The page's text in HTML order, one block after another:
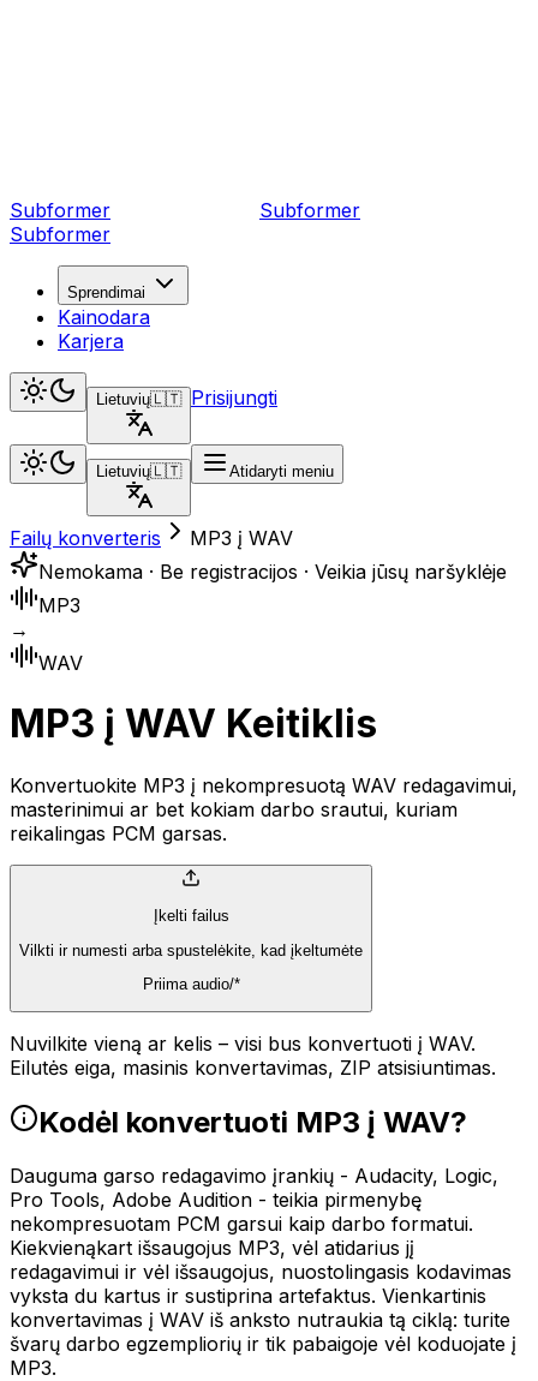
Subformer Subformer
Subformer
Sprendimai
Kainodara
Karjera
Lietuvių🇱🇹 Prisijungti
Lietuvių🇱🇹 Atidaryti meniu
Failų konverteris
MP3 į WAV
Nemokama · Be registracijos · Veikia jūsų naršyklėje
MP3
→
WAV
MP3 į WAV Keitiklis
Konvertuokite MP3 į nekompresuotą WAV redagavimui,
masterinimui ar bet kokiam darbo srautui, kuriam
reikalingas PCM garsas.
Įkelti failus
Vilkti ir numesti arba spustelėkite, kad įkeltumėte
Priima audio/*
Nuvilkite vieną ar kelis – visi bus konvertuoti į WAV.
Eilutės eiga, masinis konvertavimas, ZIP atsisiuntimas.
Kodėl konvertuoti MP3 į WAV?
Dauguma garso redagavimo įrankių - Audacity, Logic,
Pro Tools, Adobe Audition - teikia pirmenybę
nekompresuotam PCM garsui kaip darbo formatui.
Kiekvienąkart išsaugojus MP3, vėl atidarius jį
redagavimui ir vėl išsaugojus, nuostolingasis kodavimas
vyksta du kartus ir sustiprina artefaktus. Vienkartinis
konvertavimas į WAV iš anksto nutraukia tą ciklą: turite
švarų darbo egzempliorių ir tik pabaigoje vėl koduojate į
MP3.